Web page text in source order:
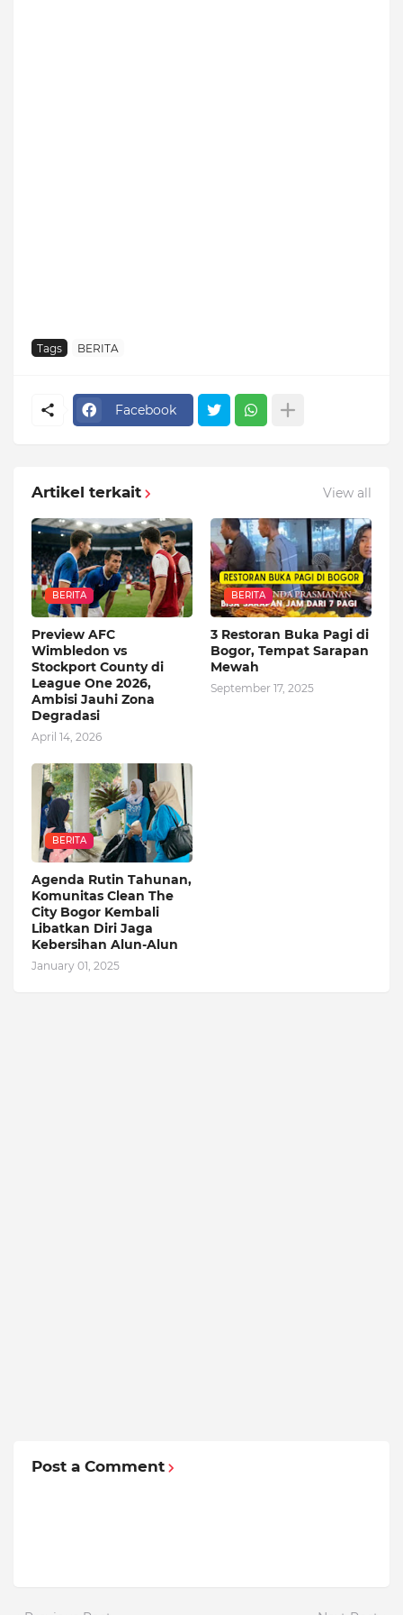
Tags BERITA
Facebook
Artikel terkait View all
BERITA
Preview AFC
Wimbledon vs
Stockport County di
League One 2026,
Ambisi Jauhi Zona
Degradasi
April 14, 2026
BERITA
3 Restoran Buka Pagi di
Bogor, Tempat Sarapan
Mewah
September 17, 2025
BERITA
Agenda Rutin Tahunan,
Komunitas Clean The
City Bogor Kembali
Libatkan Diri Jaga
Kebersihan Alun-Alun
January 01, 2025
Post a Comment